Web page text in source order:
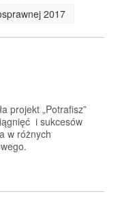
2017
projekt „Potrafisz”
i sukcesów
w różnych